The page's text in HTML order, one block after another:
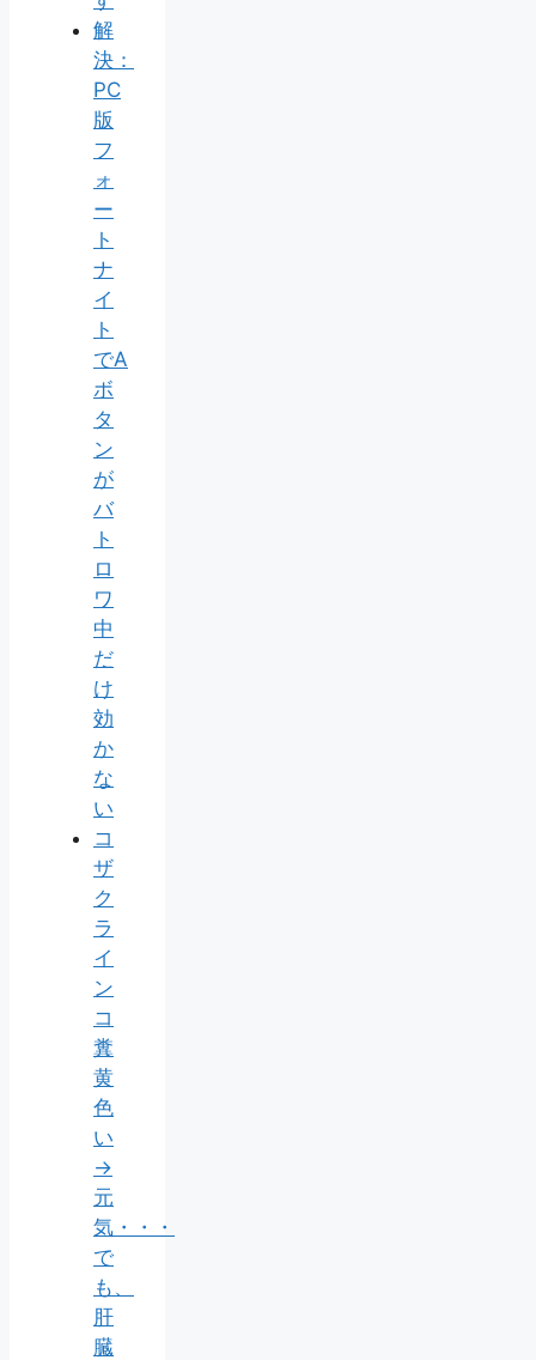
解
決：
PC
版
フ
ォ
ー
ト
ナ
イ
ト
でA
ボ
タ
ン
が
バ
ト
ロ
ワ
中
だ
け
効
か
な
い
コ
ザ
ク
ラ
イ
ン
コ
糞
黄
色
い
→
元
気・・・
で
も、
肝
臓